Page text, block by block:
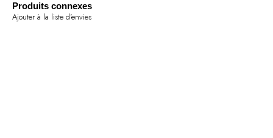
Produits connexes
Ajouter à la liste d'envies